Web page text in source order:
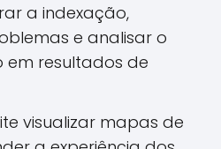
a indexação,
e analisar o
em resultados de
visualizar mapas de